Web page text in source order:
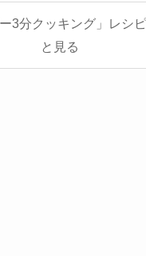
ー3分クッキング」レシ
と見る